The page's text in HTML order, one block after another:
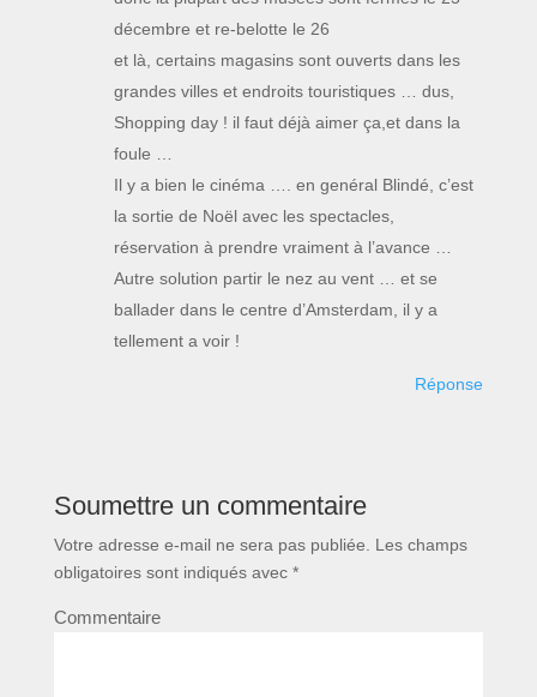
décembre et re-belotte le 26
et là, certains magasins sont ouverts dans les
grandes villes et endroits touristiques … dus,
Shopping day ! il faut déjà aimer ça,et dans la
foule …
Il y a bien le cinéma …. en genéral Blindé, c’est
la sortie de Noël avec les spectacles,
réservation à prendre vraiment à l’avance …
Autre solution partir le nez au vent … et se
ballader dans le centre d’Amsterdam, il y a
tellement a voir !
Réponse
Soumettre un commentaire
Votre adresse e-mail ne sera pas publiée.
Les champs
obligatoires sont indiqués avec *
Commentaire